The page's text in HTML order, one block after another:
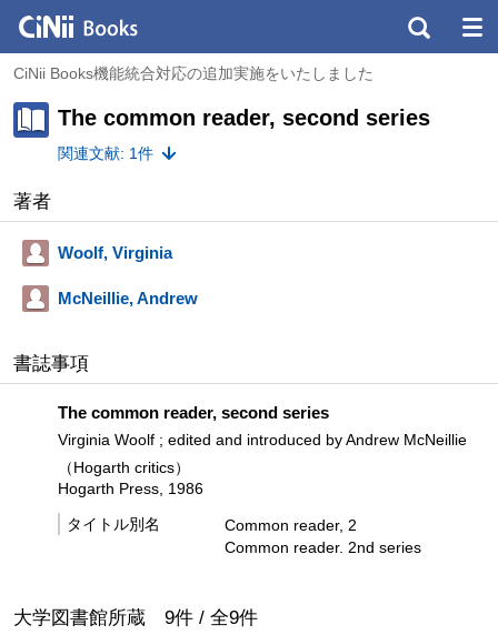
CiNii Books機能統合対応の追加実施をいたしました
The common reader, second series
関連文献: 1件
著者
Woolf, Virginia
McNeillie, Andrew
書誌事項
The common reader, second series
Virginia Woolf ; edited and introduced by Andrew McNeillie
（Hogarth critics）
Hogarth Press, 1986
タイトル別名
Common reader, 2
Common reader. 2nd series
大学図書館所蔵 9件 / 全9件